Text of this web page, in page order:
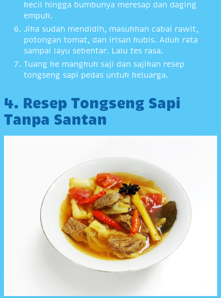
kecil hingga bumbunya meresap dan daging
empuk.
Jika sudah mendidih, masukkan cabai rawit,
potongan tomat, dan irisan kubis. Aduk rata
sampai layu sebentar. Lalu tes rasa.
Tuang ke mangkuk saji dan sajikan resep
tongseng sapi pedas untuk keluarga.
4. Resep Tongseng Sapi
Tanpa Santan